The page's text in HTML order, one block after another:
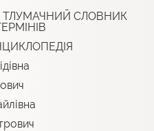
СЛОВНИК